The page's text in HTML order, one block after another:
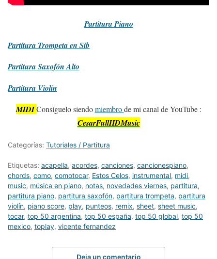
PartituraPiano
Partitura Trompeta en Sib
PartituraSaxofón Alto
Partitura Violín
MIDI Consíguelo siendomiembrode mi canal de YouTube :
CesarFullHDMusic
Categorías: Tutoriales / Partitura
Etiquetas: acapella, acordes, canciones, cancionespiano,
chords, como, comotocar, Estos Celos, instrumental, midi,
music, música en piano, notas, novedades viernes, partitura,
partitura piano, partitura saxofón, partitura trompeta, partitura
violín, piano score, play, punteos, remix, sheet, sheet music,
tocar, top 50 argentina, top 50 españa, top 50 global, top 50
mexico, toplay, vicente fernandez
Deja un comentario